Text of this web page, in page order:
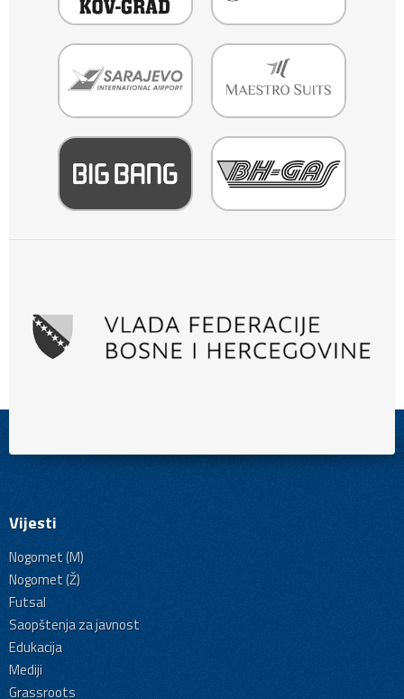
Vijesti
Nogomet (M)
Nogomet (Ž)
Futsal
Saopštenja za javnost
Edukacija
Mediji
Grassroots